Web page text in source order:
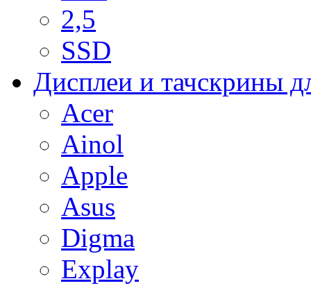
2,5
SSD
Дисплеи и тачскрины
Acer
Ainol
Apple
Asus
Digma
Explay